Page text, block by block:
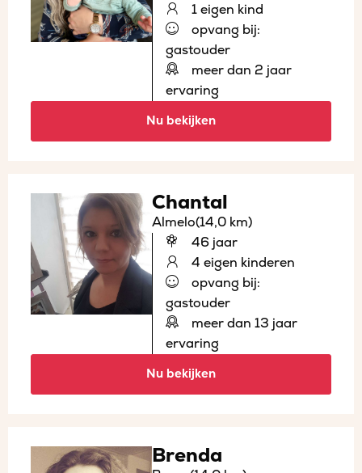
1 eigen kind
opvang bij:
gastouder
meer dan 2 jaar
ervaring
Nu bekijken
Chantal
Almelo(14,0 km)
46 jaar
4 eigen kinderen
opvang bij:
gastouder
meer dan 13 jaar
ervaring
Nu bekijken
Brenda